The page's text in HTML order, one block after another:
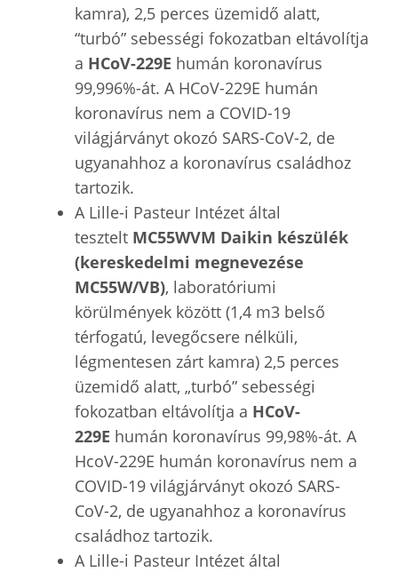
kamra), 2,5 perces üzemidő alatt,
“turbó” sebességi fokozatban eltávolítja
a HCoV-229E humán koronavírus
99,996%-át. A HCoV-229E humán
koronavírus nem a COVID-19
világjárványt okozó SARS-CoV-2, de
ugyanahhoz a koronavírus családhoz
tartozik.
A Lille-i Pasteur Intézet által
tesztelt MC55WVM Daikin készülék
(kereskedelmi megnevezése
MC55W/VB), laboratóriumi
körülmények között (1,4 m3 belső
térfogatú, levegőcsere nélküli,
légmentesen zárt kamra) 2,5 perces
üzemidő alatt, „turbó” sebességi
fokozatban eltávolítja a HCoV-
229E humán koronavírus 99,98%-át. A
HcoV-229E humán koronavírus nem a
COVID-19 világjárványt okozó SARS-
CoV-2, de ugyanahhoz a koronavírus
családhoz tartozik.
A Lille-i Pasteur Intézet által